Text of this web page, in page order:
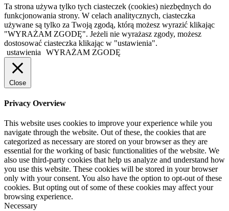
Ta strona używa tylko tych ciasteczek (cookies) niezbędnych do
funkcjonowania strony. W celach analitycznych, ciasteczka
używane są tylko za Twoją zgodą, którą możesz wyrazić klikając
"WYRAŻAM ZGODĘ". Jeżeli nie wyrażasz zgody, możesz
dostosować ciasteczka klikając w "ustawienia".
ustawienia
WYRAŻAM ZGODĘ
Close
Privacy Overview
This website uses cookies to improve your experience while you
navigate through the website. Out of these, the cookies that are
categorized as necessary are stored on your browser as they are
essential for the working of basic functionalities of the website. We
also use third-party cookies that help us analyze and understand how
you use this website. These cookies will be stored in your browser
only with your consent. You also have the option to opt-out of these
cookies. But opting out of some of these cookies may affect your
browsing experience.
Necessary